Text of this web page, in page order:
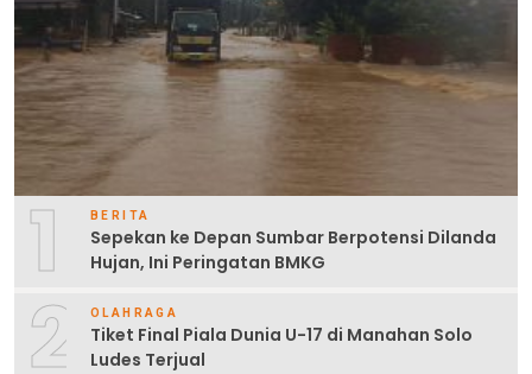
1 BERITA
Sepekan ke Depan Sumbar Berpotensi Dilanda
Hujan, Ini Peringatan BMKG
2 OLAHRAGA
Tiket Final Piala Dunia U-17 di Manahan Solo
Ludes Terjual